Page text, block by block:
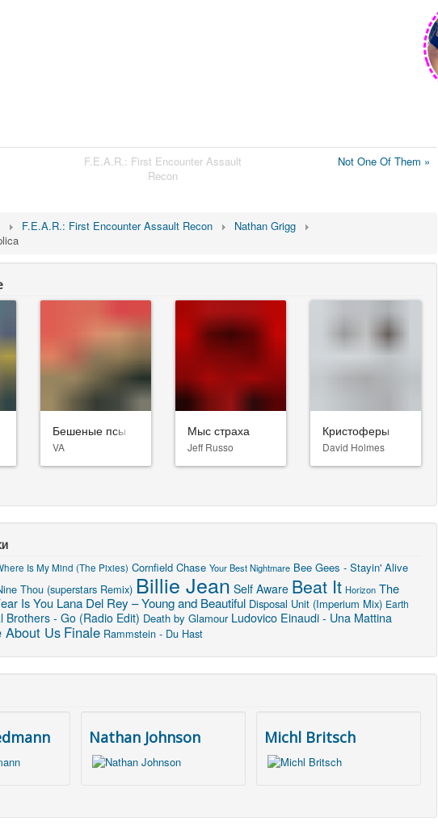
F.E.A.R.: First Encounter Assault
Recon
Not One Of Them »
F.E.A.R.: First Encounter Assault Recon
Nathan Grigg
Бешеные псы
VA
Мыс страха
Jeff Russo
Кристоферы
David Holmes
Is My Mind (The Pixies) Cornfield Chase Your Best Nightmare Bee Gees - Stayin' Alive
Thou (superstars Remix) Billie Jean Self Aware Beat It Horizon The
Is You Lana Del Rey – Young and Beautiful Disposal Unit (Imperium Mix) Earth
Brothers - Go (Radio Edit) Death by Glamour Ludovico Einaudi - Una Mattina
About Us Finale Rammstein - Du Hast
Nathan Johnson Michl Britsch